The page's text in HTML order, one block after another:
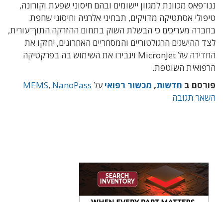
ננו־פאס מכוונת למגוון יישומים ובהם חיסוני שפעת וקורונה,
טיפולי אסתטיקה מדויקים, תבחיני אלרגיה וחיסוני שחפת.
בחברה מעריכים כי הבשלת השוק בתחום ההזרקה התוך־עורית,
לצד ההישגים הרגולטוריים והמסחריים האחרונים, יחזקו את
החדירה של MicronJet ויגבירו את השימוש בה בפרקטיקה
הרפואית השוטפת.
פורסם ב חדשות, מכשור רפואי על MEMS, NanoPass
השאר תגובה